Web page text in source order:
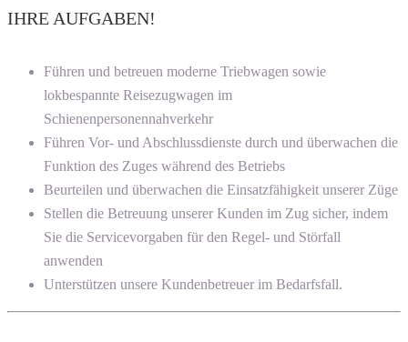
IHRE AUFGABEN!
Führen und betreuen moderne Triebwagen sowie
lokbespannte Reisezugwagen im
Schienenpersonennahverkehr
Führen Vor- und Abschlussdienste durch und überwachen die
Funktion des Zuges während des Betriebs
Beurteilen und überwachen die Einsatzfähigkeit unserer Züge
Stellen die Betreuung unserer Kunden im Zug sicher, indem
Sie die Servicevorgaben für den Regel- und Störfall
anwenden
Unterstützen unsere Kundenbetreuer im Bedarfsfall.